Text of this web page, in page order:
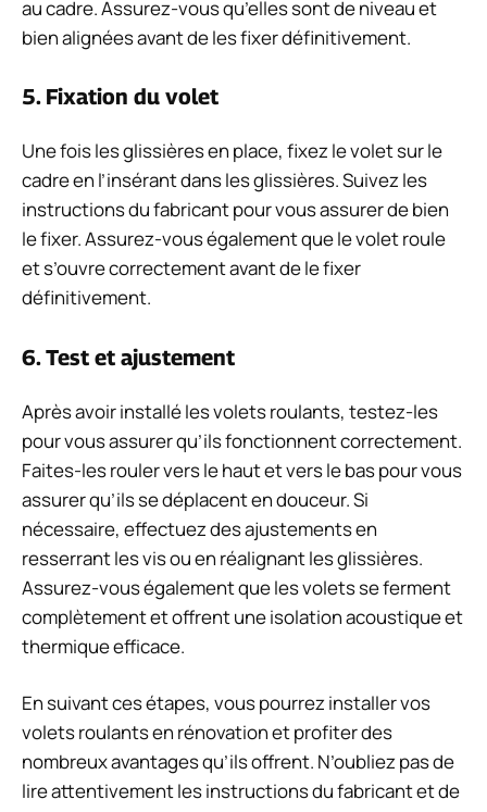
au cadre. Assurez-vous qu’elles sont de niveau et
bien alignées avant de les fixer définitivement.
5. Fixation du volet
Une fois les glissières en place, fixez le volet sur le
cadre en l’insérant dans les glissières. Suivez les
instructions du fabricant pour vous assurer de bien
le fixer. Assurez-vous également que le volet roule
et s’ouvre correctement avant de le fixer
définitivement.
6. Test et ajustement
Après avoir installé les volets roulants, testez-les
pour vous assurer qu’ils fonctionnent correctement.
Faites-les rouler vers le haut et vers le bas pour vous
assurer qu’ils se déplacent en douceur. Si
nécessaire, effectuez des ajustements en
resserrant les vis ou en réalignant les glissières.
Assurez-vous également que les volets se ferment
complètement et offrent une isolation acoustique et
thermique efficace.
En suivant ces étapes, vous pourrez installer vos
volets roulants en rénovation et profiter des
nombreux avantages qu’ils offrent. N’oubliez pas de
lire attentivement les instructions du fabricant et de